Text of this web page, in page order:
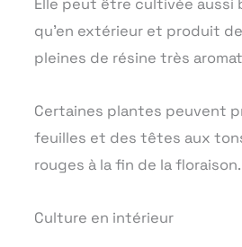
Elle peut être cultivée aussi
qu’en extérieur et produit
pleines de résine très
Certaines plantes peuvent
feuilles et des têtes aux
rouges à la fin de la floraison.
Culture en intérieur